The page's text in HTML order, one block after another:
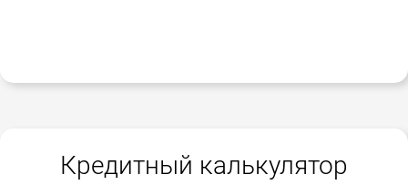
Кредитный калькулятор